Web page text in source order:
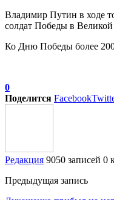
Владимир Путин в ходе
солдат Победы в
Ко Дню Победы более
0
Поделится Facebook
Редакция 9050 записей 0
Предыдущая запись